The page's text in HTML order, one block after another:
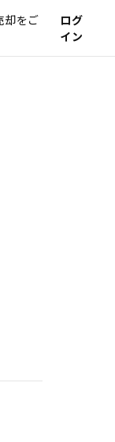
却をご
ログ
イン